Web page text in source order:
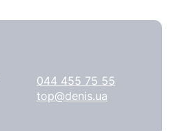
044 455 75 55
top@denis.ua